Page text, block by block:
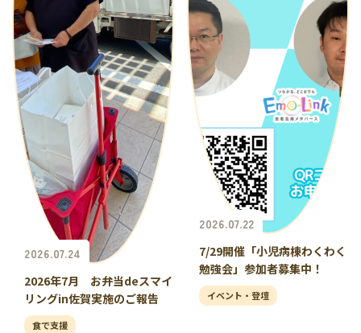
2026.07.24
2026年7月 お弁当deスマイ
リングin佐賀実施のご報告
食で支援
2026.07.22
7/29開催「小児病棟わくわく
勉強会」参加者募集中！
イベント・登壇